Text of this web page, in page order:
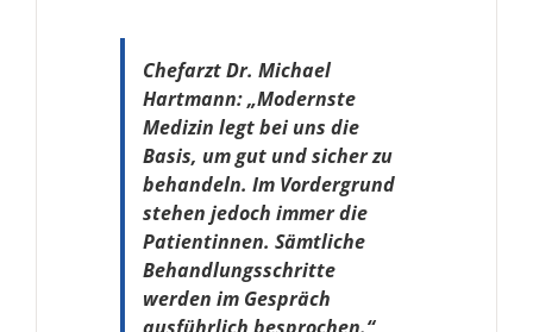
Chefarzt Dr. Michael
Hartmann: „Modernste
Medizin legt bei uns die
Basis, um gut und sicher zu
behandeln. Im Vordergrund
stehen jedoch immer die
Patientinnen. Sämtliche
Behandlungsschritte
werden im Gespräch
ausführlich besprochen.“